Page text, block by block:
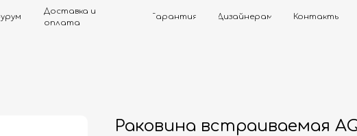
+7
Контакты
Дизайнерам
Доставка и
оплата
Раковина встраиваемая